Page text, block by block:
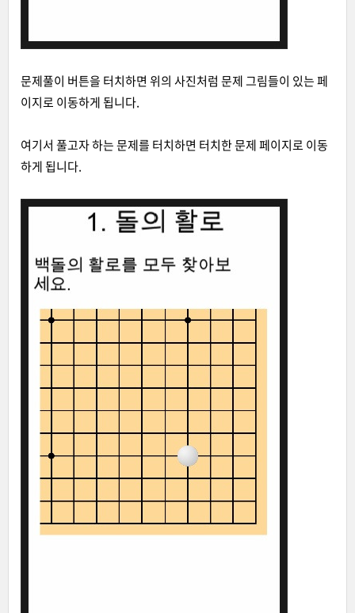
문제풀이 버튼을 터치하면 위의 사진처럼 문제 그림들이 있는 페
이지로 이동하게 됩니다.
여기서 풀고자 하는 문제를 터치하면 터치한 문제 페이지로 이동
하게 됩니다.